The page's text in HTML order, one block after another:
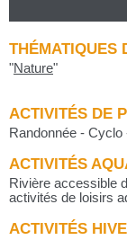
THÉMATIQUES
"Nature"
ACTIVITÉS DE
Randonnée -
ACTIVITÉS
Rivière accessible
activités de loisirs
ACTIVITÉS